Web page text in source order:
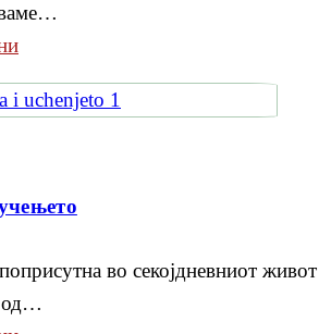
во секојдневниот живот
од…